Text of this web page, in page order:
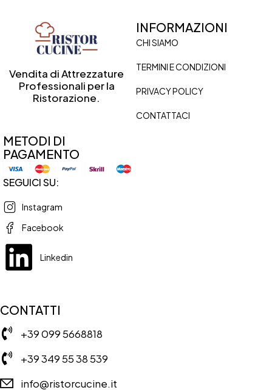
Vendita di Attrezzature
Professionali per la
Ristorazione.
INFORMAZIONI
CHI SIAMO
TERMINI E CONDIZIONI
PRIVACY POLICY
CONTATTACI
METODI DI
PAGAMENTO
SEGUICI SU:
Instagram
Facebook
Linkedin
CONTATTI
+39 099 5668818
+39 349 55 38 539
info@ristorcucine.it